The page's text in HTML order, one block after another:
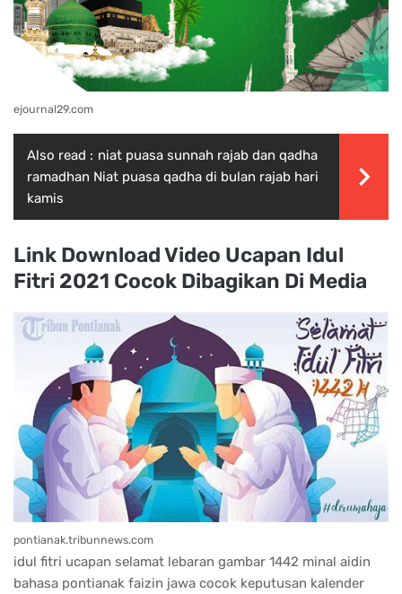
ejournal29.com
Also read : niat puasa sunnah rajab dan qadha
ramadhan Niat puasa qadha di bulan rajab hari
kamis
Link Download Video Ucapan Idul
Fitri 2021 Cocok Dibagikan Di Media
pontianak.tribunnews.com
idul fitri ucapan selamat lebaran gambar 1442 minal aidin
bahasa pontianak faizin jawa cocok keputusan kalender